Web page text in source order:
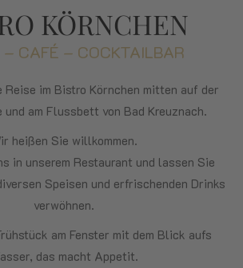
KÖRNCHEN
– CAFÉ – COCKTAILBAR
Reise im Bistro Körnchen mitten auf der
und am Flussbett von Bad Kreuznach.
heißen Sie willkommen.
in unserem Restaurant und lassen Sie
Speisen und erfrischenden Drinks
verwöhnen.
am Fenster mit dem Blick aufs
das macht Appetit.